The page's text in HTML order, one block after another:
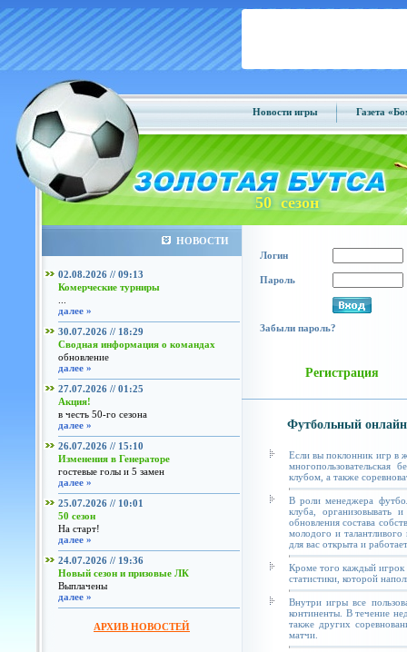
Новости игры Газета
50 сезон
НОВОСТИ
02.08.2026 // 09:13
Комерческие турниры
далее »
30.07.2026 // 18:29
Сводная информация о командах
обновление
далее »
27.07.2026 // 01:25
Акция!
в честь 50-го сезона
далее »
26.07.2026 // 15:10
Изменения в Генераторе
гостевые голы и 5 замен
далее »
25.07.2026 // 10:01
50 сезон
На старт!
далее »
24.07.2026 // 19:36
Новый сезон и призовые ЛК
Выплачены
далее »
АРХИВ НОВОСТЕЙ
Логин
Пароль
Забыли пароль?
Регистрация
Футбольный
Если вы поклонник игр в
клубом, а также
В роли менеджера
клуба, организовывать
обновления состава
молодого и талантливого
для вас открыта и
Кроме того каждый игрок
статистики, которой
Внутри игры все
континенты. В течение
также других
матчи.